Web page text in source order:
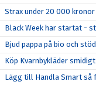
Strax under 20 000
Black Week har startat -
Bjud pappa på bio och
Köp Kvarnbykläder
Lägg till Handla Smart så